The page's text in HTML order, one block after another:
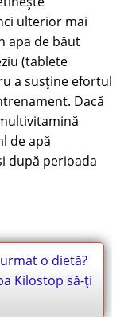
ulterior mai
apa de băut
(tablete
a susține efortul
Dacă
de apă
după perioada
o dietă?
Kilostop să-ți